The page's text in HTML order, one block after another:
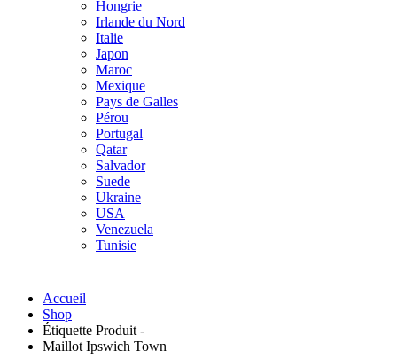
Hongrie
Irlande du Nord
Italie
Japon
Maroc
Mexique
Pays de Galles
Pérou
Portugal
Qatar
Salvador
Suede
Ukraine
USA
Venezuela
Tunisie
Accueil
Shop
Étiquette Produit -
Maillot Ipswich Town